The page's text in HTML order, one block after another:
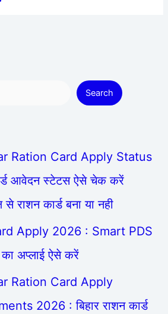
Search
Ration Card Apply Status
आवेदन स्टेटस ऐसे चेक करें
राशन कार्ड बना या नही
Apply 2026 : Smart PDS
का अप्लाई ऐसे करें
Ration Card Apply
2026 : बिहार राशन कार्ड